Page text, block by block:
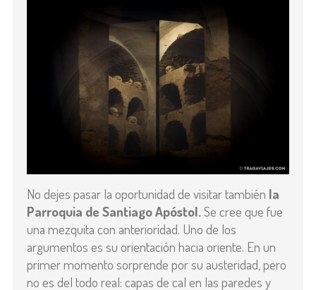
No dejes pasar la oportunidad de visitar también la
Parroquia de Santiago Apóstol.Se cree que fue
una mezquita con anterioridad. Uno de los
argumentos es su orientación hacia oriente. En un
primer momento sorprende por su austeridad, pero
no es del todo real: capas de cal en las paredes y